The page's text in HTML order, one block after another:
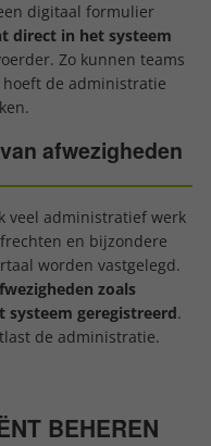
digitaal formulier
direct in het systeem
Zo kunnen teams
de administratie
afwezigheden
veel administratief werk
en bijzondere
worden vastgelegd.
zoals
geregistreerd.
de administratie.
BEHEREN